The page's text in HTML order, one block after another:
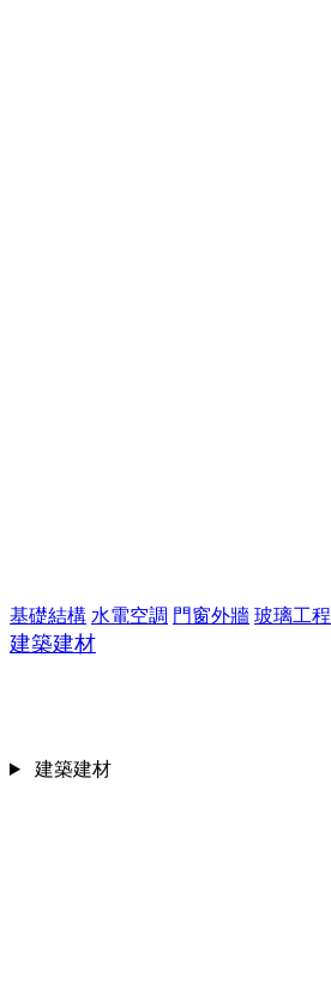
基礎結構 水電空調 門窗外牆 玻璃工程
建築建材
建築建材